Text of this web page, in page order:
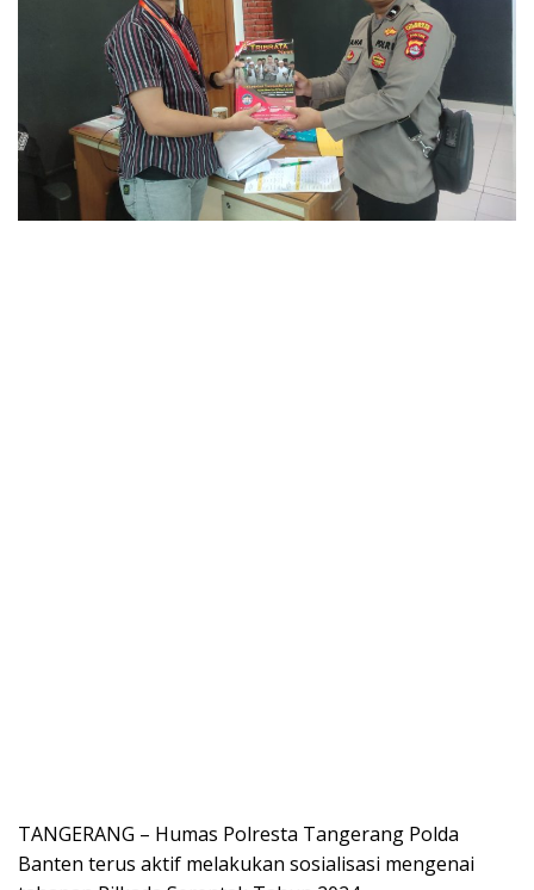
TANGERANG – Humas Polresta Tangerang Polda
Banten terus aktif melakukan sosialisasi mengenai